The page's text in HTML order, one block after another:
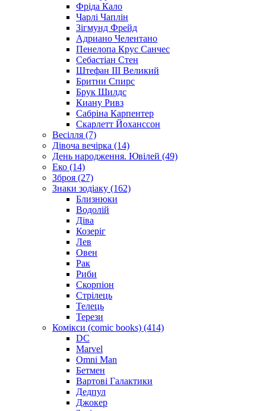
Фріда Кало
Чарлі Чаплін
Зігмунд Фрейд
Адриано Челентано
Пенелопа Крус Санчес
Себастіан Стен
Штефан III Великий
Бритни Спирс
Брук Шилдс
Киану Ривз
Сабріна Карпентер
Скарлетт Йоханссон
Весілля (7)
Дівоча вечірка (14)
День народження. Ювілей (49)
Еко (14)
Зброя (27)
Знаки зодіаку (162)
Близнюки
Водолій
Діва
Козеріг
Лев
Овен
Рак
Риби
Скорпіон
Стрілець
Телець
Терези
Комікси (comic books) (414)
DC
Marvel
Omni Man
Бетмен
Вартові Галактики
Дедпул
Джокер